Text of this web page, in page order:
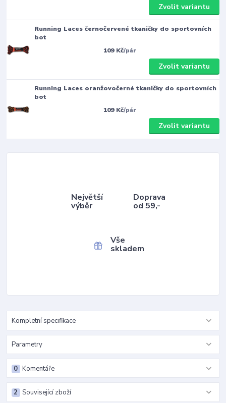
Zvolit variantu
Running Laces černočervené tkaničky do sportovních
bot
109 Kč/pár
Zvolit variantu
Running Laces oranžovočerné tkaničky do sportovních
bot
109 Kč/pár
Zvolit variantu
Největší
výběr
Doprava
od 59,-
Vše
skladem
Kompletní specifikace
Parametry
Komentáře
0
Související zboží
2